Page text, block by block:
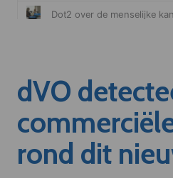
dVO
rond dit